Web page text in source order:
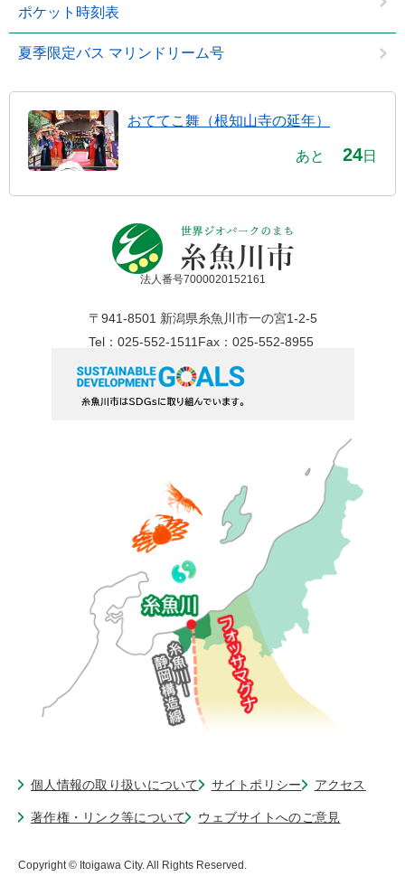
ポケット時刻表
夏季限定バス マリンドリーム号
おててこ舞（根知山寺の延年）
あと 24日
法人番号7000020152161
〒941-8501 新潟県糸魚川市一の宮1-2-5
Tel：025-552-1511 Fax：025-552-8955
個人情報の取り扱いについて サイトポリシー アクセス
著作権・リンク等について ウェブサイトへのご意見
Copyright © Itoigawa City. All Rights Reserved.